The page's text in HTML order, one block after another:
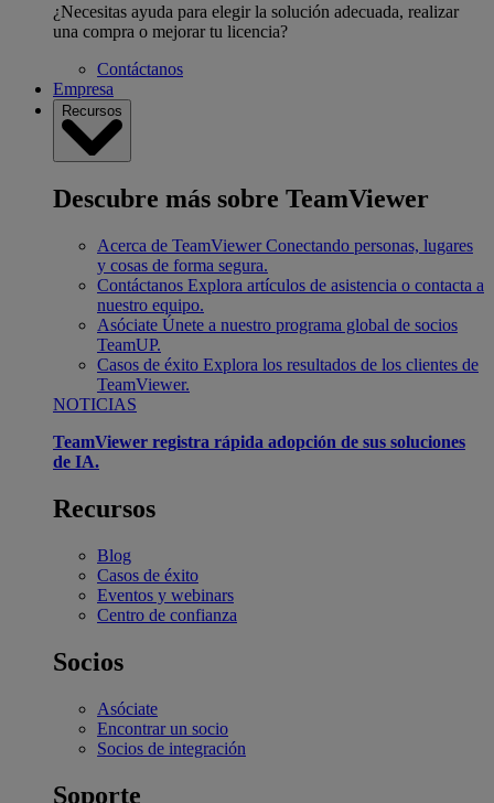
¿Necesitas ayuda para elegir la solución adecuada, realizar
una compra o mejorar tu licencia?
Contáctanos
Empresa
Recursos
Descubre más sobre TeamViewer
Acerca de TeamViewer Conectando personas, lugares
y cosas de forma segura.
Contáctanos Explora artículos de asistencia o contacta a
nuestro equipo.
Asóciate Únete a nuestro programa global de socios
TeamUP.
Casos de éxito Explora los resultados de los clientes de
TeamViewer.
NOTICIAS
TeamViewer registra rápida adopción de sus soluciones
de IA.
Recursos
Blog
Casos de éxito
Eventos y webinars
Centro de confianza
Socios
Asóciate
Encontrar un socio
Socios de integración
Soporte